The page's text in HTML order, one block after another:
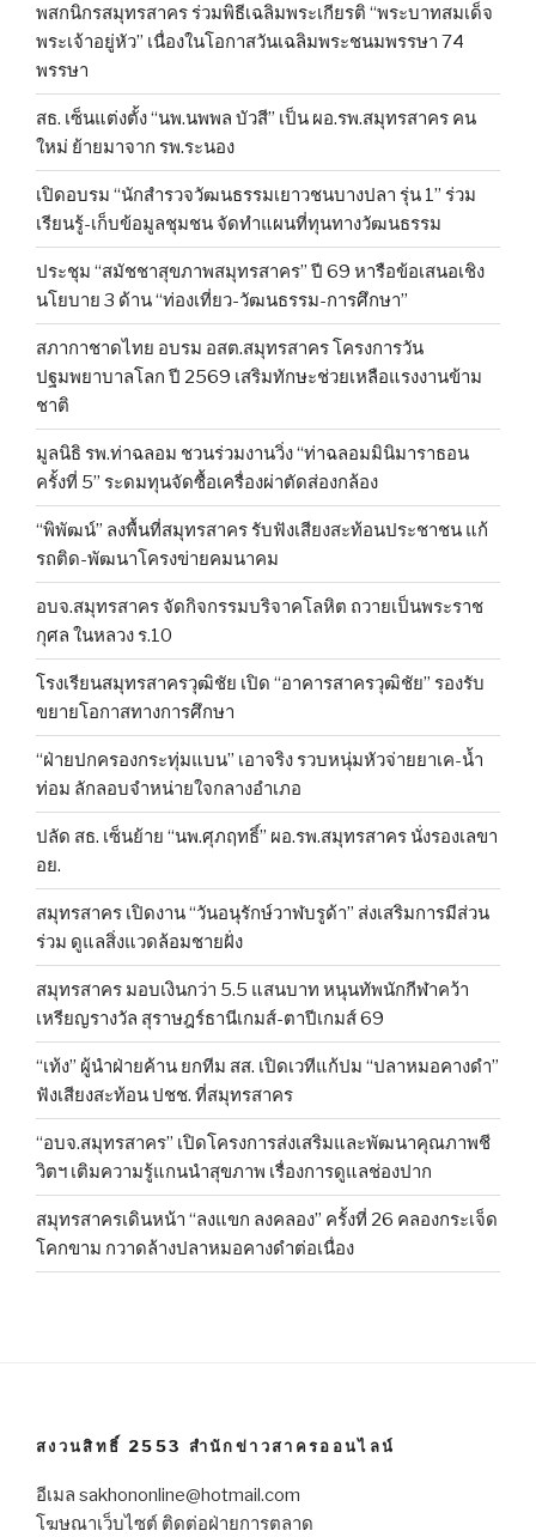
พสกนิกรสมุทรสาคร ร่วมพิธีเฉลิมพระเกียรติ “พระบาทสมเด็จ
พระเจ้าอยู่หัว” เนื่องในโอกาสวันเฉลิมพระชนมพรรษา 74
พรรษา
สธ. เซ็นแต่งตั้ง “นพ.นพพล บัวสี” เป็น ผอ.รพ.สมุทรสาคร คน
ใหม่ ย้ายมาจาก รพ.ระนอง
เปิดอบรม “นักสำรวจวัฒนธรรมเยาวชนบางปลา รุ่น 1” ร่วม
เรียนรู้-เก็บข้อมูลชุมชน จัดทำแผนที่ทุนทางวัฒนธรรม
ประชุม “สมัชชาสุขภาพสมุทรสาคร” ปี 69 หารือข้อเสนอเชิง
นโยบาย 3 ด้าน “ท่องเที่ยว-วัฒนธรรม-การศึกษา”
สภากาชาดไทย อบรม อสต.สมุทรสาคร โครงการวัน
ปฐมพยาบาลโลก ปี 2569 เสริมทักษะช่วยเหลือแรงงานข้าม
ชาติ
มูลนิธิ รพ.ท่าฉลอม ชวนร่วมงานวิ่ง “ท่าฉลอมมินิมาราธอน
ครั้งที่ 5” ระดมทุนจัดซื้อเครื่องผ่าตัดส่องกล้อง
“พิพัฒน์” ลงพื้นที่สมุทรสาคร รับฟังเสียงสะท้อนประชาชน แก้
รถติด-พัฒนาโครงข่ายคมนาคม
อบจ.สมุทรสาคร จัดกิจกรรมบริจาคโลหิต ถวายเป็นพระราช
กุศล ในหลวง ร.10
โรงเรียนสมุทรสาครวุฒิชัย เปิด “อาคารสาครวุฒิชัย” รองรับ
ขยายโอกาสทางการศึกษา
“ฝ่ายปกครองกระทุ่มแบน” เอาจริง รวบหนุ่มหัวจ่ายยาเค-น้ำ
ท่อม ลักลอบจำหน่ายใจกลางอำเภอ
ปลัด สธ. เซ็นย้าย “นพ.ศุภฤทธิ์” ผอ.รพ.สมุทรสาคร นั่งรองเลขา
อย.
สมุทรสาคร เปิดงาน “วันอนุรักษ์วาฬบรูด้า” ส่งเสริมการมีส่วน
ร่วม ดูแลสิ่งแวดล้อมชายฝั่ง
สมุทรสาคร มอบเงินกว่า 5.5 แสนบาท หนุนทัพนักกีฬาคว้า
เหรียญรางวัล สุราษฎร์ธานีเกมส์-ตาปีเกมส์ 69
“เท้ง” ผู้นำฝ่ายค้าน ยกทีม สส. เปิดเวทีแก้ปม “ปลาหมอคางดำ”
ฟังเสียงสะท้อน ปชช. ที่สมุทรสาคร
“อบจ.สมุทรสาคร” เปิดโครงการส่งเสริมและพัฒนาคุณภาพชี
วิตฯ เติมความรู้แกนนำสุขภาพ เรื่องการดูแลช่องปาก
สมุทรสาครเดินหน้า “ลงแขก ลงคลอง” ครั้งที่ 26 คลองกระเจ็ด
โคกขาม กวาดล้างปลาหมอคางดำต่อเนื่อง
สงวนสิทธิ์ 2553 สำนักข่าวสาครออนไลน์
อีเมล sakhononline@hotmail.com
โฆษณาเว็บไซต์ ติดต่อฝ่ายการตลาด